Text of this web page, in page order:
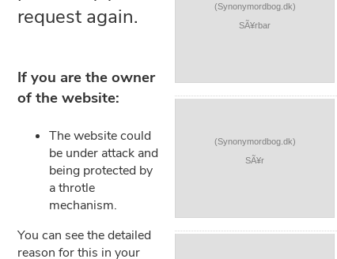
(Synonymordbog.dk)
SÃ¥rbar
(Synonymordbog.dk)
SÃ¥r